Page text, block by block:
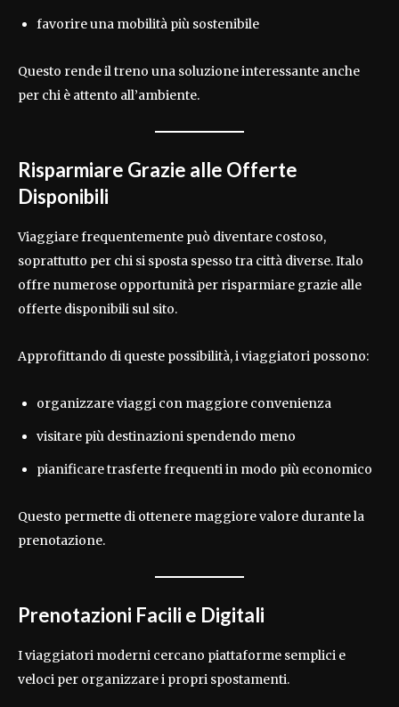
favorire una mobilità più sostenibile
Questo rende il treno una soluzione interessante anche
per chi è attento all’ambiente.
Risparmiare Grazie alle Offerte
Disponibili
Viaggiare frequentemente può diventare costoso,
soprattutto per chi si sposta spesso tra città diverse. Italo
offre numerose opportunità per risparmiare grazie alle
offerte disponibili sul sito.
Approfittando di queste possibilità, i viaggiatori possono:
organizzare viaggi con maggiore convenienza
visitare più destinazioni spendendo meno
pianificare trasferte frequenti in modo più economico
Questo permette di ottenere maggiore valore durante la
prenotazione.
Prenotazioni Facili e Digitali
I viaggiatori moderni cercano piattaforme semplici e
veloci per organizzare i propri spostamenti.